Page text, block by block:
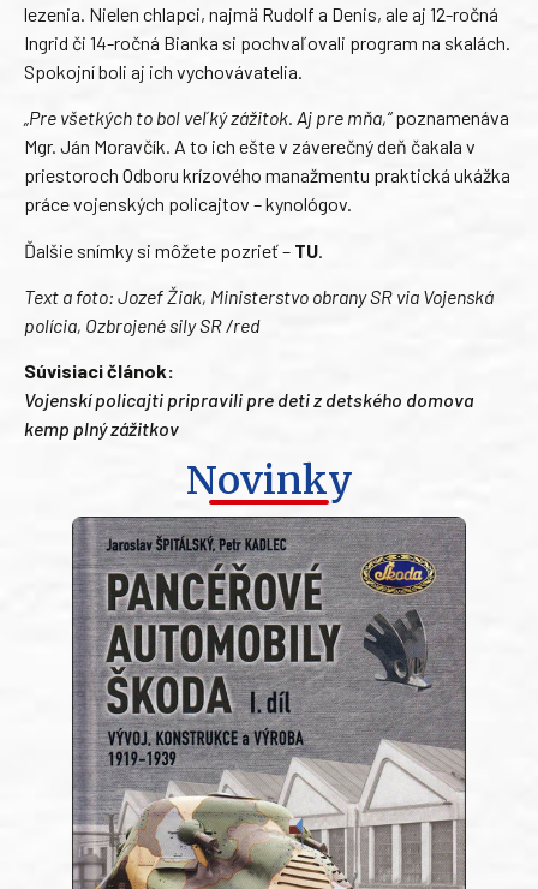
lezenia. Nielen chlapci, najmä Rudolf a Denis, ale aj 12-ročná
Ingrid či 14-ročná Bianka si pochvaľovali program na skalách.
Spokojní boli aj ich vychovávatelia.
„Pre všetkých to bol veľký zážitok. Aj pre mňa,“poznamenáva
Mgr. Ján Moravčík. A to ich ešte v záverečný deň čakala v
priestoroch Odboru krízového manažmentu praktická ukážka
práce vojenských policajtov – kynológov.
Ďalšie snímky si môžete pozrieť – TU
Text a foto: Jozef Žiak, Ministerstvo obrany SR via Vojenská
polícia, Ozbrojené sily SR /red
Súvisiaci článok:
Vojenskí policajti pripravili pre deti z detského domova
kemp plný zážitkov
Novinky